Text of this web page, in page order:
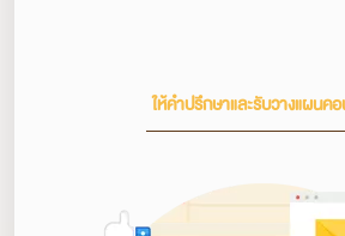
ให้คำปรึกษาและรับวางแผนค